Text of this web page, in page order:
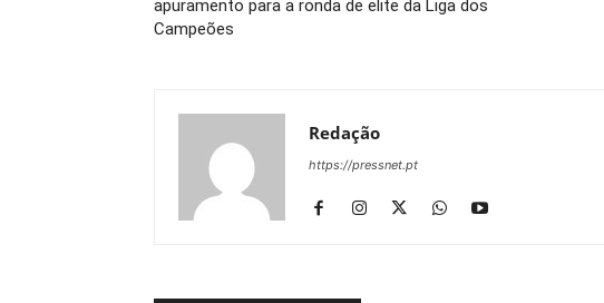
apuramento para a ronda de elite da Liga dos
Campeões
Redação
https://pressnet.pt